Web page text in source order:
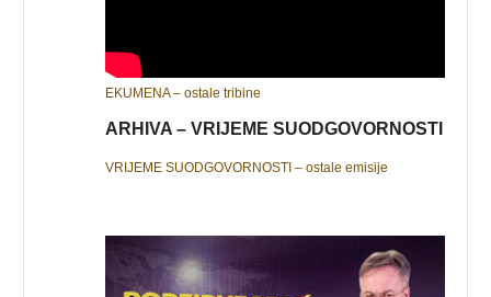
EKUMENA – ostale tribine
ARHIVA – VRIJEME SUODGOVORNOSTI
VRIJEME SUODGOVORNOSTI – ostale emisije